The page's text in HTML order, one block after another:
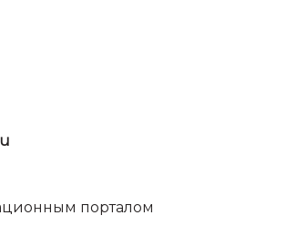
порталом